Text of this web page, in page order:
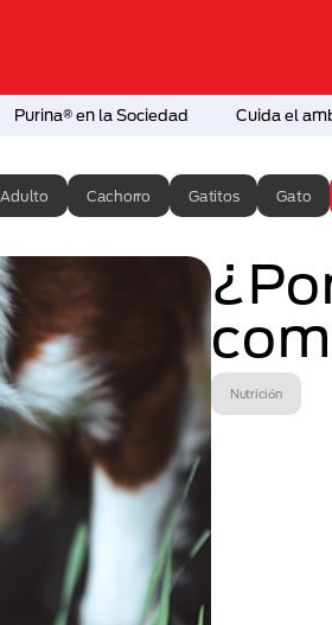
Purina® en la Sociedad Cuida el
Adulto Cachorro Gatitos Gato
Nutrición